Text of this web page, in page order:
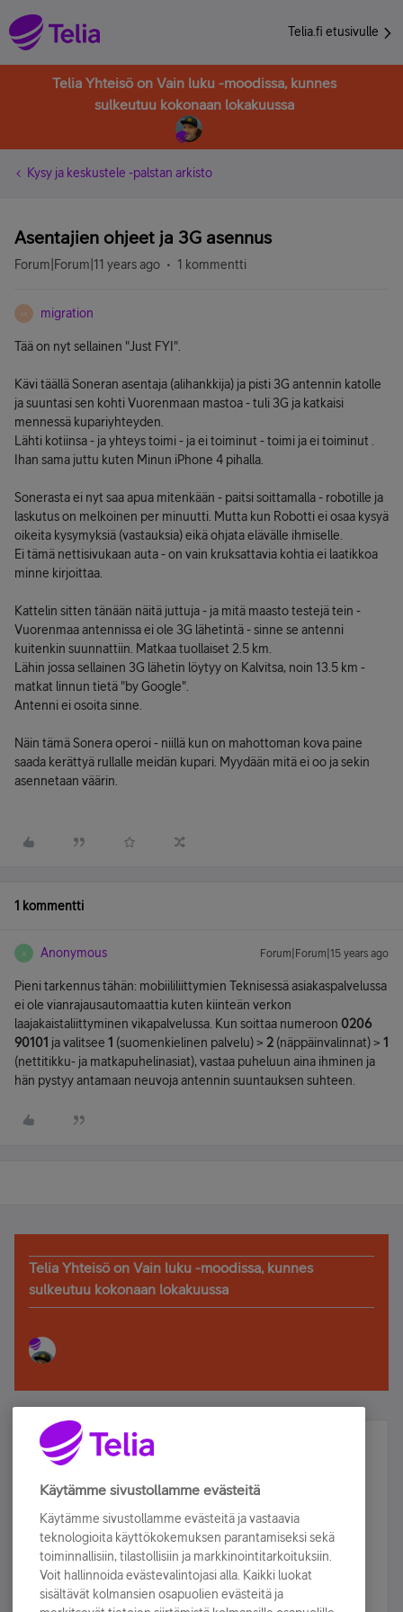
Telia.fi etusivulle
Telia Yhteisö on Vain luku -moodissa, kunnes
sulkeutuu kokonaan lokakuussa
Kysy ja keskustele -palstan arkisto
Asentajien ohjeet ja 3G asennus
Forum|Forum|11 years ago 1 kommentti
M migration
Tää on nyt sellainen "Just FYI".
Kävi täällä Soneran asentaja (alihankkija) ja pisti 3G antennin katolle
ja suuntasi sen kohti Vuorenmaan mastoa - tuli 3G ja katkaisi
mennessä kupariyhteyden.
Lähti kotiinsa - ja yhteys toimi - ja ei toiminut - toimi ja ei toiminut .
Ihan sama juttu kuten Minun iPhone 4 pihalla.
Sonerasta ei nyt saa apua mitenkään - paitsi soittamalla - robotille ja
laskutus on melkoinen per minuutti. Mutta kun Robotti ei osaa kysyä
oikeita kysymyksiä (vastauksia) eikä ohjata elävälle ihmiselle.
Ei tämä nettisivukaan auta - on vain kruksattavia kohtia ei laatikkoa
minne kirjoittaa.
Kattelin sitten tänään näitä juttuja - ja mitä maasto testejä tein -
Vuorenmaa antennissa ei ole 3G lähetintä - sinne se antenni
kuitenkin suunnattiin. Matkaa tuollaiset 2.5 km.
Lähin jossa sellainen 3G lähetin löytyy on Kalvitsa, noin 13.5 km -
matkat linnun tietä "by Google".
Antenni ei osoita sinne.
Näin tämä Sonera operoi - niillä kun on mahottoman kova paine
saada kerättyä rullalle meidän kupari. Myydään mitä ei oo ja sekin
asennetaan väärin.
1 kommentti
A Anonymous Forum|Forum|15 years ago
Pieni tarkennus tähän: mobiililiittymien Teknisessä asiakaspalvelussa
ei ole vianrajausautomaattia kuten kiinteän verkon
laajakaistaliittyminen vikapalvelussa. Kun soittaa numeroon 0206
90101 ja valitsee 1 (suomenkielinen palvelu) > 2 (näppäinvalinnat) > 1
(nettitikku- ja matkapuhelinasiat), vastaa puheluun aina ihminen ja
hän pystyy antamaan neuvoja antennin suuntauksen suhteen.
Telia Yhteisö on Vain luku -moodissa, kunnes
sulkeutuu kokonaan lokakuussa
Älä jää paitsi – osallistu ja voita!
Tilaa Telian uutiskirje ja olet mukana arvonnassa.
sähköpostiisi.
Tilaa nyt
Käytämme sivustollamme evästeitä
Käytämme sivustollamme evästeitä ja vastaavia
teknologioita käyttökokemuksen parantamiseksi sekä
toiminnallisiin, tilastollisiin ja markkinointitarkoituksiin.
Voit hallinnoida evästevalintojasi alla. Kaikki luokat
sisältävät kolmansien osapuolien evästeitä ja